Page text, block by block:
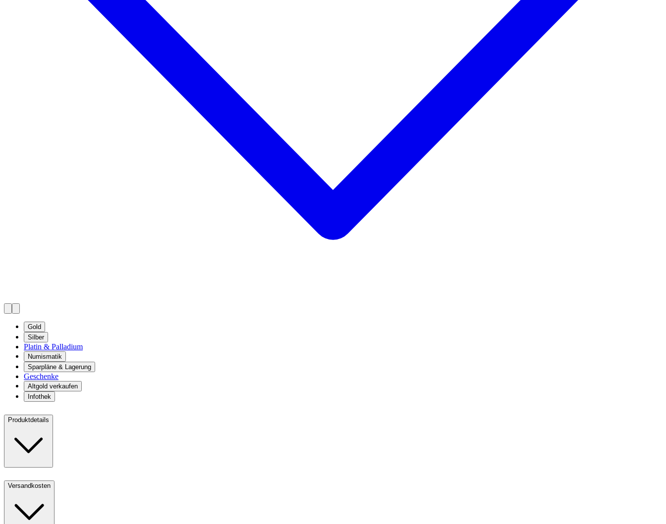
Gold
Silber
Platin & Palladium
Numismatik
Sparpläne & Lagerung
Geschenke
Altgold verkaufen
Infothek
Produktdetails
Versandkosten